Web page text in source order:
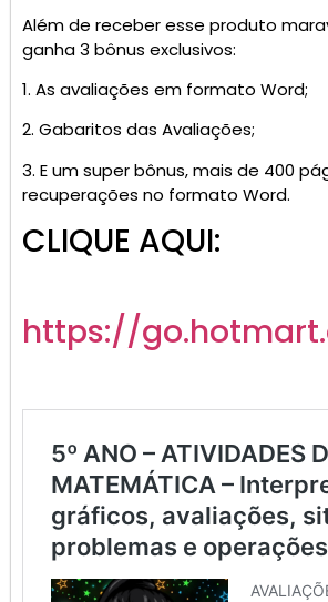
Além de receber esse produto
ganha 3 bônus exclusivos:
1. As avaliações em formato Word;
2. Gabaritos das Avaliações;
3. E um super bônus, mais de 400
recuperações no formato Word.
CLIQUE AQUI:
https://